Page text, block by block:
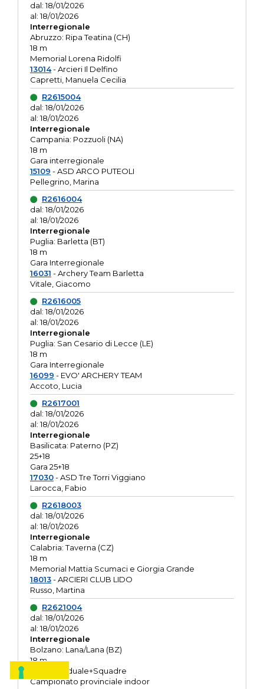
dal: 18/01/2026
al: 18/01/2026
Interregionale
Abruzzo: Ripa Teatina (CH)
18 m
Memorial Lorena Ridolfi
13014- Arcieri Il Delfino
Capretti, Manuela Cecilia
R2615004
dal: 18/01/2026
al: 18/01/2026
Interregionale
Campania: Pozzuoli (NA)
18 m
Gara interregionale
15109 - ASD ARCO PUTEOLI
Pellegrino, Marina
R2616004
dal: 18/01/2026
al: 18/01/2026
Interregionale
Puglia: Barletta (BT)
18 m
Gara Interregionale
16031 - Archery Team Barletta
Vitale, Giacomo
R2616005
dal: 18/01/2026
al: 18/01/2026
Interregionale
Puglia: San Cesario di Lecce (LE)
18 m
Gara Interregionale
16099 - EVO' ARCHERY TEAM
Accoto, Lucia
R2617001
dal: 18/01/2026
al: 18/01/2026
Interregionale
Basilicata: Paterno (PZ)
25+18
Gara 25+18
17030- ASD Tre Torri Viggiano
Larocca, Fabio
R2618003
dal: 18/01/2026
al: 18/01/2026
Interregionale
Calabria: Taverna (CZ)
18 m
Memorial Mattia Scumaci e Giorgia Grande
18013- ARCIERI CLUB LIDO
Russo, Martina
R2621004
dal: 18/01/2026
al: 18/01/2026
Interregionale
Bolzano: Lana/Lana (BZ)
18 m
O.R. Individuale+Squadre
Campionato provinciale indoor